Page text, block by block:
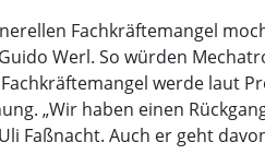
Fachkräftemangel
Werl. So würden
werde laut
„Wir haben einen
Faßnacht. Auch er geht